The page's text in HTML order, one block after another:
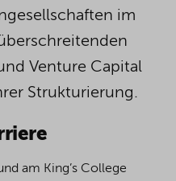
im
Venture Capital
Strukturierung.
am King’s College